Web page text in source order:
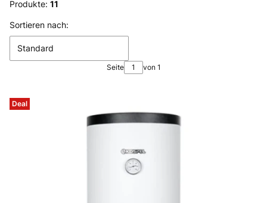
Produkte: 11
Produktliste
Sortieren nach:
Standard
Seite von 1
Deal